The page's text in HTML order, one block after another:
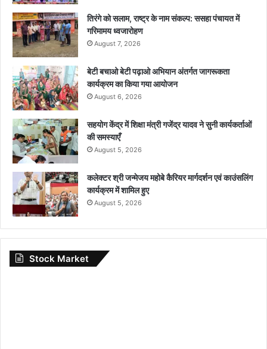
तिरंगे को सलाम, राष्ट्र के नाम संकल्प: ससहा पंचायत में
गरिमामय ध्वजारोहण
August 7, 2026
बेटी बचाओ बेटी पढ़ाओ अभियान अंतर्गत जागरूकता
कार्यक्रम का किया गया आयोजन
August 6, 2026
सहयोग केंद्र में शिक्षा मंत्री गजेंद्र यादव ने सुनी कार्यकर्ताओं
की समस्याएँ
August 5, 2026
कलेक्टर श्री जन्मेजय महोबे कैरियर मार्गदर्शन एवं काउंसलिंग
कार्यक्रम में शामिल हुए
August 5, 2026
Stock Market